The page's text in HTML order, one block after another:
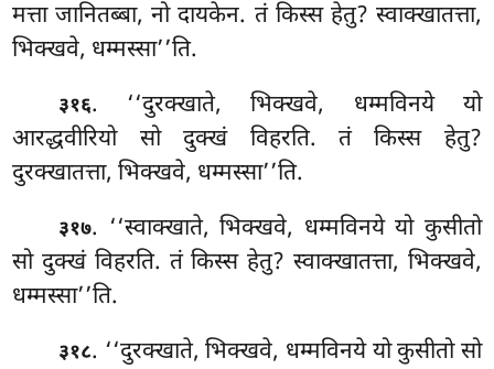
मत्ता जानितब्बा, नो दायकेन. तं किस्स हेतु? स्वाक्खातत्ता,
भिक्खवे, धम्मस्सा’’ति.
३१६. ‘‘दुरक्खाते, भिक्खवे, धम्मविनये यो
आरद्धवीरियो सो दुक्खं विहरति. तं किस्स हेतु?
दुरक्खातत्ता, भिक्खवे, धम्मस्सा’’ति.
३१७. ‘‘स्वाक्खाते, भिक्खवे, धम्मविनये यो कुसीतो
सो दुक्खं विहरति. तं किस्स हेतु? स्वाक्खातत्ता, भिक्खवे,
धम्मस्सा’’ति.
३१८. ‘‘दुरक्खाते, भिक्खवे, धम्मविनये यो कुसीतो सो